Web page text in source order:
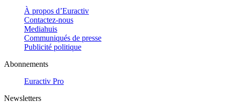
À propos d’Euractiv
Contactez-nous
Mediahuis
Communiqués de presse
Publicité politique
Abonnements
Euractiv Pro
Newsletters